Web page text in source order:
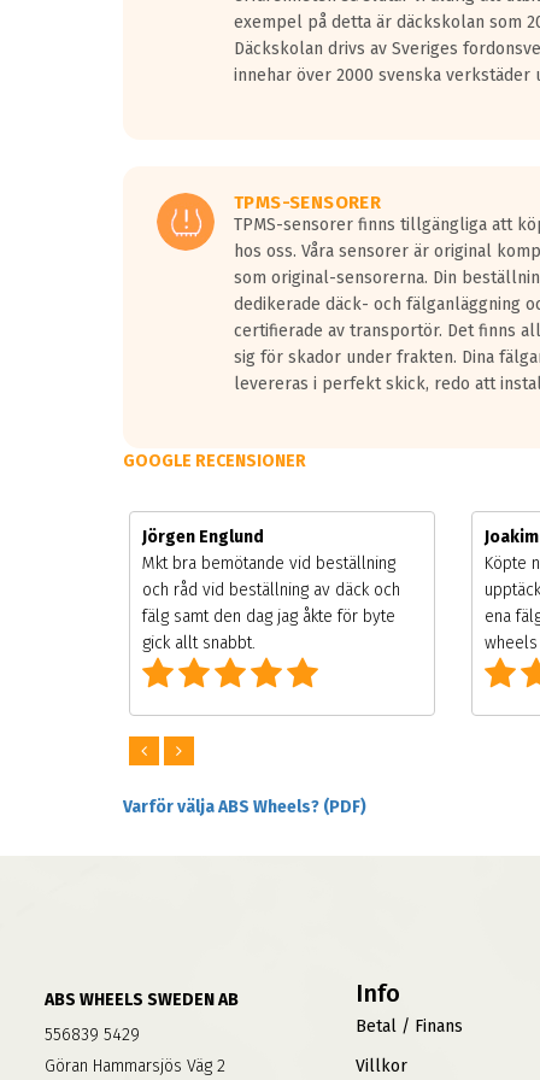
Vid körning i över 50km/h brukar
På däckmärkningen kommer det finnas en
medans de vita vågorna påvisar om det är ett tyst
Ett däck med tre svarta vågor uppnår de
exempel på detta är däckskolan som
Däckskolan drivs av Sveriges
innehar över 2000 svenska verkstäder
TPMS-SENSORER
TPMS-sensorer finns tillgängliga att
hos oss. Våra sensorer är original
som original-sensorerna. Din
dedikerade däck- och fälganläggning
certifierade av transportör. Det finns
sig för skador under frakten. Dina
levereras i perfekt skick, redo att
GOOGLE RECENSIONER
Jörgen Englund
Mkt bra bemötande vid beställning
och råd vid beställning av däck och
fälg samt den dag jag åkte för byte
gick allt snabbt.
Köpte
ena
Varför välja ABS Wheels? (PDF)
ABS WHEELS SWEDEN AB
556839 5429
Göran Hammarsjös Väg 2
Info
Betal / Finans
Villkor